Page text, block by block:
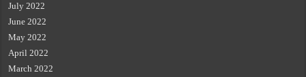
July 2022
June 2022
May 2022
April 2022
March 2022